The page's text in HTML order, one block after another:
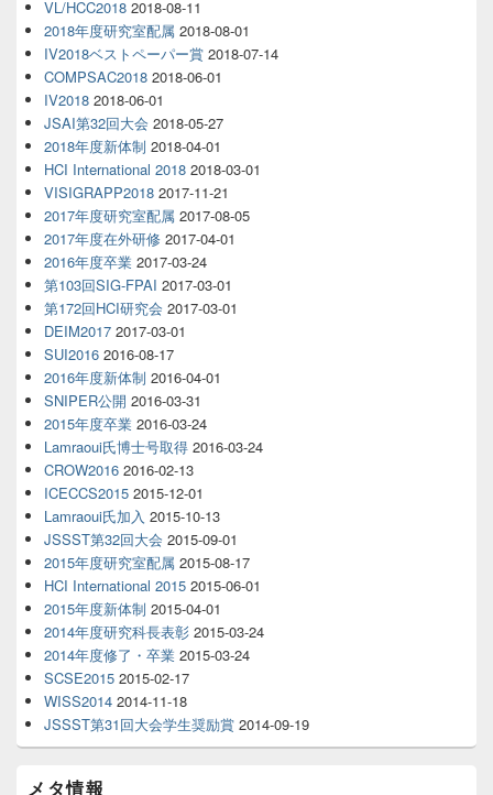
VL/HCC2018 2018-08-11
2018年度研究室配属 2018-08-01
IV2018ベストペーパー賞 2018-07-14
COMPSAC2018 2018-06-01
IV2018 2018-06-01
JSAI第32回大会 2018-05-27
2018年度新体制 2018-04-01
HCI International 2018 2018-03-01
VISIGRAPP2018 2017-11-21
2017年度研究室配属 2017-08-05
2017年度在外研修 2017-04-01
2016年度卒業 2017-03-24
第103回SIG-FPAI 2017-03-01
第172回HCI研究会 2017-03-01
DEIM2017 2017-03-01
SUI2016 2016-08-17
2016年度新体制 2016-04-01
SNIPER公開 2016-03-31
2015年度卒業 2016-03-24
Lamraoui氏博士号取得 2016-03-24
CROW2016 2016-02-13
ICECCS2015 2015-12-01
Lamraoui氏加入 2015-10-13
JSSST第32回大会 2015-09-01
2015年度研究室配属 2015-08-17
HCI International 2015 2015-06-01
2015年度新体制 2015-04-01
2014年度研究科長表彰 2015-03-24
2014年度修了・卒業 2015-03-24
SCSE2015 2015-02-17
WISS2014 2014-11-18
JSSST第31回大会学生奨励賞 2014-09-19
メタ情報